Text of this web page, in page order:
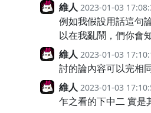
維人 2023-01-03
例如我假設用話這句
以在我亂鬧，們你會
維人 2023-01-03
討的論內容可以完相
維人 2023-01-03
乍之看的下中二 實是